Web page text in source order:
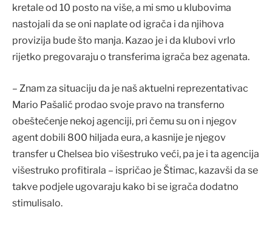
kretale od 10 posto na više, a mi smo u klubovima
nastojali da se oni naplate od igrača i da njihova
provizija bude što manja. Kazao je i da klubovi vrlo
rijetko pregovaraju o transferima igrača bez agenata.
– Znam za situaciju da je naš aktuelni reprezentativac
Mario Pašalić prodao svoje pravo na transferno
obeštećenje nekoj agenciji, pri čemu su on i njegov
agent dobili 800 hiljada eura, a kasnije je njegov
transfer u Chelsea bio višestruko veći, pa je i ta agencija
višestruko profitirala – ispričao je Štimac, kazavši da se
takve podjele ugovaraju kako bi se igrača dodatno
stimulisalo.